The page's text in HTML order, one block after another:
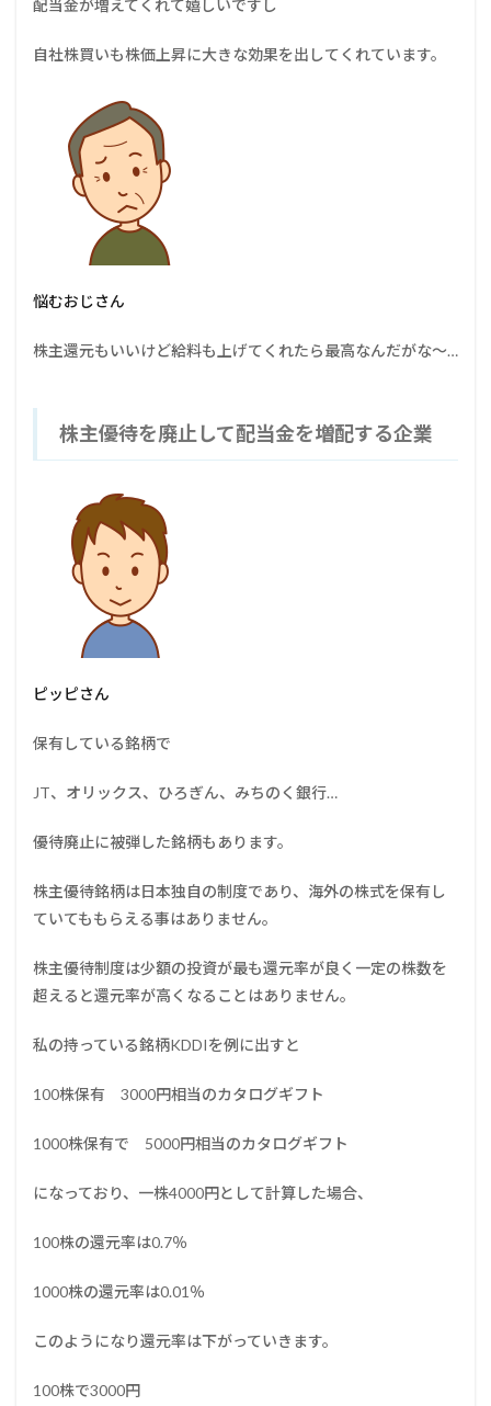
配当金が増えてくれて嬉しいですし
自社株買いも株価上昇に大きな効果を出してくれています。
悩むおじさん
株主還元もいいけど給料も上げてくれたら最高なんだがな～…
株主優待を廃止して配当金を増配する企業
ピッピさん
保有している銘柄で
JT、オリックス、ひろぎん、みちのく銀行…
優待廃止に被弾した銘柄もあります。
株主優待銘柄は日本独自の制度であり、海外の株式を保有し
ていてももらえる事はありません。
株主優待制度は少額の投資が最も還元率が良く一定の株数を
超えると還元率が高くなることはありません。
私の持っている銘柄KDDIを例に出すと
100株保有 3000円相当のカタログギフト
1000株保有で 5000円相当のカタログギフト
になっており、一株4000円として計算した場合、
100株の還元率は0.7％
1000株の還元率は0.01％
このようになり還元率は下がっていきます。
100株で3000円